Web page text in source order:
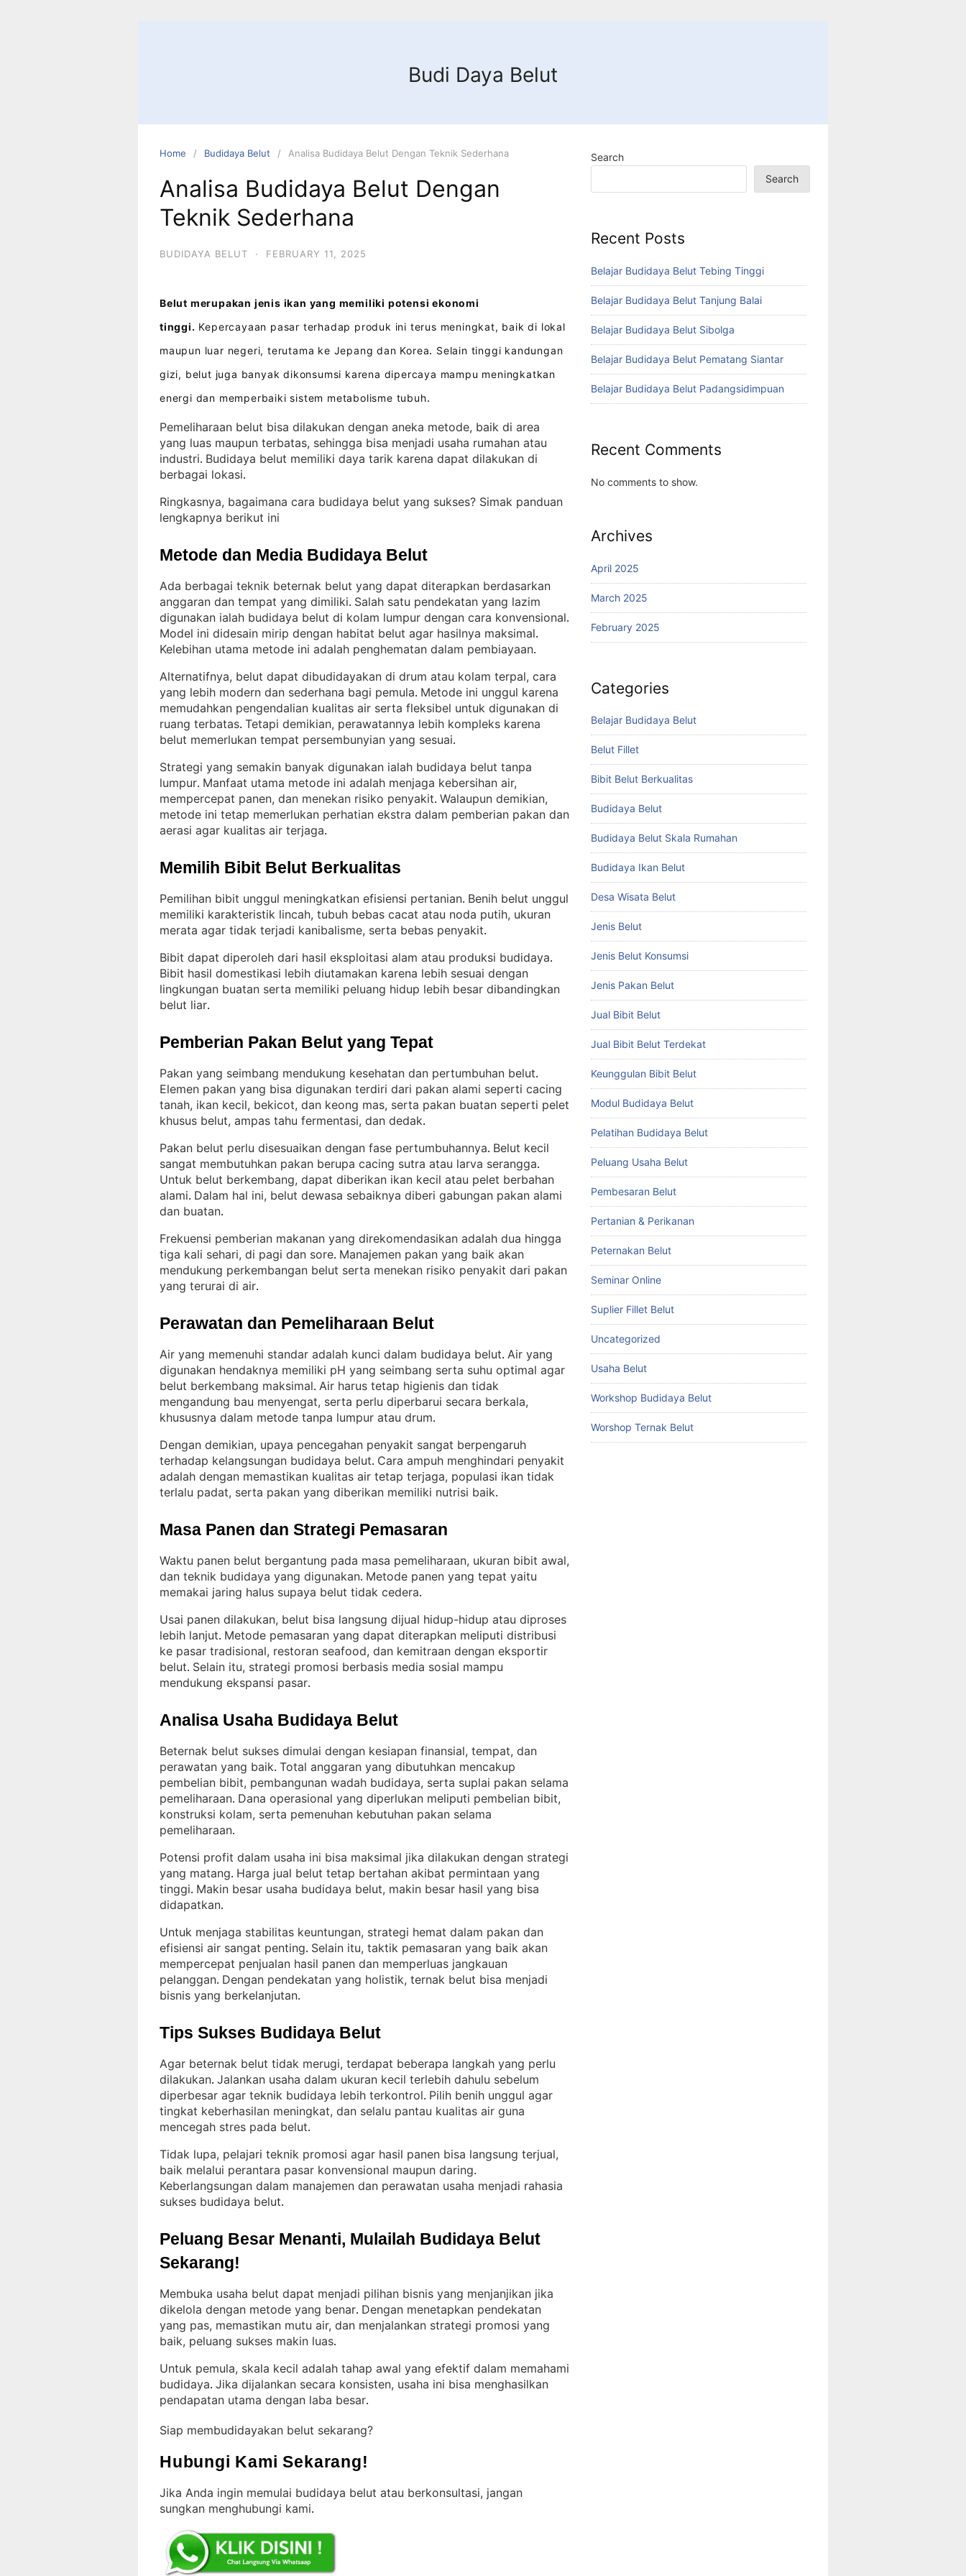
Budi Daya Belut
Home Budidaya Belut Analisa Budidaya Belut Dengan Teknik Sederhana
Analisa Budidaya Belut Dengan
Teknik Sederhana
BUDIDAYA BELUT · FEBRUARY 11, 2025
Belut merupakan jenis ikan yang memiliki potensi ekonomi
tinggi. Kepercayaan pasar terhadap produk ini terus meningkat, baik di lokal
maupun luar negeri, terutama ke Jepang dan Korea. Selain tinggi kandungan
gizi, belut juga banyak dikonsumsi karena dipercaya mampu meningkatkan
energi dan memperbaiki sistem metabolisme tubuh.
Pemeliharaan belut bisa dilakukan dengan aneka metode, baik di area
yang luas maupun terbatas, sehingga bisa menjadi usaha rumahan atau
industri. Budidaya belut memiliki daya tarik karena dapat dilakukan di
berbagai lokasi.
Ringkasnya, bagaimana cara budidaya belut yang sukses? Simak panduan
lengkapnya berikut ini
Metode dan Media Budidaya Belut
Ada berbagai teknik beternak belut yang dapat diterapkan berdasarkan
anggaran dan tempat yang dimiliki. Salah satu pendekatan yang lazim
digunakan ialah budidaya belut di kolam lumpur dengan cara konvensional
Model ini didesain mirip dengan habitat belut agar hasilnya maksimal
Kelebihan utama metode ini adalah penghematan dalam pembiayaan.
Alternatifnya, belut dapat dibudidayakan di drum atau kolam terpal, cara
yang lebih modern dan sederhana bagi pemula. Metode ini unggul karena
memudahkan pengendalian kualitas air serta fleksibel untuk digunakan di
ruang terbatas. Tetapi demikian, perawatannya lebih kompleks karena
belut memerlukan tempat persembunyian yang sesuai.
Strategi yang semakin banyak digunakan ialah budidaya belut tanpa
lumpur. Manfaat utama metode ini adalah menjaga kebersihan air,
mempercepat panen, dan menekan risiko penyakit. Walaupun demikian,
metode ini tetap memerlukan perhatian ekstra dalam pemberian pakan dan
aerasi agar kualitas air terjaga.
Memilih Bibit Belut Berkualitas
Pemilihan bibit unggul meningkatkan efisiensi pertanian. Benih belut unggul
memiliki karakteristik lincah, tubuh bebas cacat atau noda putih, ukuran
merata agar tidak terjadi kanibalisme, serta bebas penyakit.
Bibit dapat diperoleh dari hasil eksploitasi alam atau produksi budidaya
Bibit hasil domestikasi lebih diutamakan karena lebih sesuai dengan
lingkungan buatan serta memiliki peluang hidup lebih besar dibandingkan
belut liar.
Pemberian Pakan Belut yang Tepat
Pakan yang seimbang mendukung kesehatan dan pertumbuhan belut
Elemen pakan yang bisa digunakan terdiri dari pakan alami seperti cacing
tanah, ikan kecil, bekicot, dan keong mas, serta pakan buatan seperti pelet
khusus belut, ampas tahu fermentasi, dan dedak.
Pakan belut perlu disesuaikan dengan fase pertumbuhannya. Belut kecil
sangat membutuhkan pakan berupa cacing sutra atau larva serangga
Untuk belut berkembang, dapat diberikan ikan kecil atau pelet berbahan
alami. Dalam hal ini, belut dewasa sebaiknya diberi gabungan pakan alami
dan buatan.
Frekuensi pemberian makanan yang direkomendasikan adalah dua hingga
tiga kali sehari, di pagi dan sore. Manajemen pakan yang baik akan
mendukung perkembangan belut serta menekan risiko penyakit dari pakan
yang terurai di air.
Perawatan dan Pemeliharaan Belut
Air yang memenuhi standar adalah kunci dalam budidaya belut. Air yang
digunakan hendaknya memiliki pH yang seimbang serta suhu optimal agar
belut berkembang maksimal. Air harus tetap higienis dan tidak
mengandung bau menyengat, serta perlu diperbarui secara berkala,
khususnya dalam metode tanpa lumpur atau drum.
Dengan demikian, upaya pencegahan penyakit sangat berpengaruh
terhadap kelangsungan budidaya belut. Cara ampuh menghindari penyakit
adalah dengan memastikan kualitas air tetap terjaga, populasi ikan tidak
terlalu padat, serta pakan yang diberikan memiliki nutrisi baik.
Masa Panen dan Strategi Pemasaran
Waktu panen belut bergantung pada masa pemeliharaan, ukuran bibit awal,
dan teknik budidaya yang digunakan. Metode panen yang tepat yaitu
memakai jaring halus supaya belut tidak cedera.
Usai panen dilakukan, belut bisa langsung dijual hidup-hidup atau diproses
lebih lanjut. Metode pemasaran yang dapat diterapkan meliputi distribusi
ke pasar tradisional, restoran seafood, dan kemitraan dengan eksportir
belut. Selain itu, strategi promosi berbasis media sosial mampu
mendukung ekspansi pasar.
Analisa Usaha Budidaya Belut
Beternak belut sukses dimulai dengan kesiapan finansial, tempat, dan
perawatan yang baik. Total anggaran yang dibutuhkan mencakup
pembelian bibit, pembangunan wadah budidaya, serta suplai pakan selama
pemeliharaan. Dana operasional yang diperlukan meliputi pembelian bibit,
konstruksi kolam, serta pemenuhan kebutuhan pakan selama
pemeliharaan.
Potensi profit dalam usaha ini bisa maksimal jika dilakukan dengan strategi
yang matang. Harga jual belut tetap bertahan akibat permintaan yang
tinggi. Makin besar usaha budidaya belut, makin besar hasil yang bisa
didapatkan.
Untuk menjaga stabilitas keuntungan, strategi hemat dalam pakan dan
efisiensi air sangat penting. Selain itu, taktik pemasaran yang baik akan
mempercepat penjualan hasil panen dan memperluas jangkauan
pelanggan. Dengan pendekatan yang holistik, ternak belut bisa menjadi
bisnis yang berkelanjutan.
Tips Sukses Budidaya Belut
Agar beternak belut tidak merugi, terdapat beberapa langkah yang perlu
dilakukan. Jalankan usaha dalam ukuran kecil terlebih dahulu sebelum
diperbesar agar teknik budidaya lebih terkontrol. Pilih benih unggul agar
tingkat keberhasilan meningkat, dan selalu pantau kualitas air guna
mencegah stres pada belut.
Tidak lupa, pelajari teknik promosi agar hasil panen bisa langsung terjual,
baik melalui perantara pasar konvensional maupun daring
Keberlangsungan dalam manajemen dan perawatan usaha menjadi rahasia
sukses budidaya belut.
Peluang Besar Menanti, Mulailah Budidaya Belut
Sekarang!
Membuka usaha belut dapat menjadi pilihan bisnis yang menjanjikan jika
dikelola dengan metode yang benar. Dengan menetapkan pendekatan
yang pas, memastikan mutu air, dan menjalankan strategi promosi yang
baik, peluang sukses makin luas.
Untuk pemula, skala kecil adalah tahap awal yang efektif dalam memahami
budidaya. Jika dijalankan secara konsisten, usaha ini bisa menghasilkan
pendapatan utama dengan laba besar.
Siap membudidayakan belut sekarang?
Hubungi Kami Sekarang!
Jika Anda ingin memulai budidaya belut atau berkonsultasi, jangan
sungkan menghubungi kami.
Search
Search
Recent Posts
Belajar Budidaya Belut Tebing Tinggi
Belajar Budidaya Belut Tanjung Balai
Belajar Budidaya Belut Sibolga
Belajar Budidaya Belut Pematang Siantar
Belajar Budidaya Belut Padangsidimpuan
Recent Comments
No comments to show.
Archives
April 2025
March 2025
February 2025
Categories
Belajar Budidaya Belut
Belut Fillet
Bibit Belut Berkualitas
Budidaya Belut
Budidaya Belut Skala Rumahan
Budidaya Ikan Belut
Desa Wisata Belut
Jenis Belut
Jenis Belut Konsumsi
Jenis Pakan Belut
Jual Bibit Belut
Jual Bibit Belut Terdekat
Keunggulan Bibit Belut
Modul Budidaya Belut
Pelatihan Budidaya Belut
Peluang Usaha Belut
Pembesaran Belut
Pertanian & Perikanan
Peternakan Belut
Seminar Online
Suplier Fillet Belut
Uncategorized
Usaha Belut
Workshop Budidaya Belut
Worshop Ternak Belut